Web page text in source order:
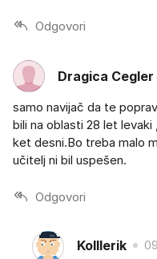
Odgovori
Dragica Cegler
samo navijač da te
bili na oblasti 28 let
ket desni.Bo treba malo
učitelj ni bil uspešen.
Odgovori
Kolllerik